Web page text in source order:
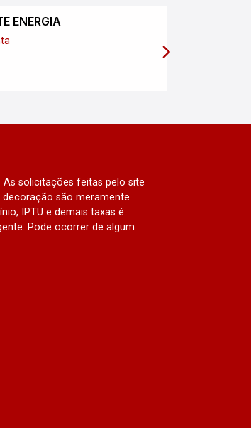
ENERGIA
solicitações feitas pelo site
são meramente
IPTU e demais taxas é
Pode ocorrer de algum